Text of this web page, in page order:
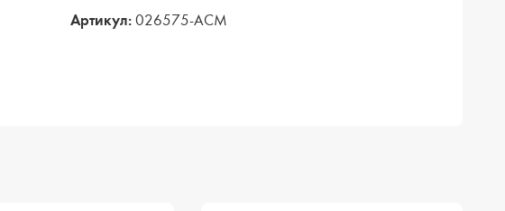
Артикул: 026575-АСМ